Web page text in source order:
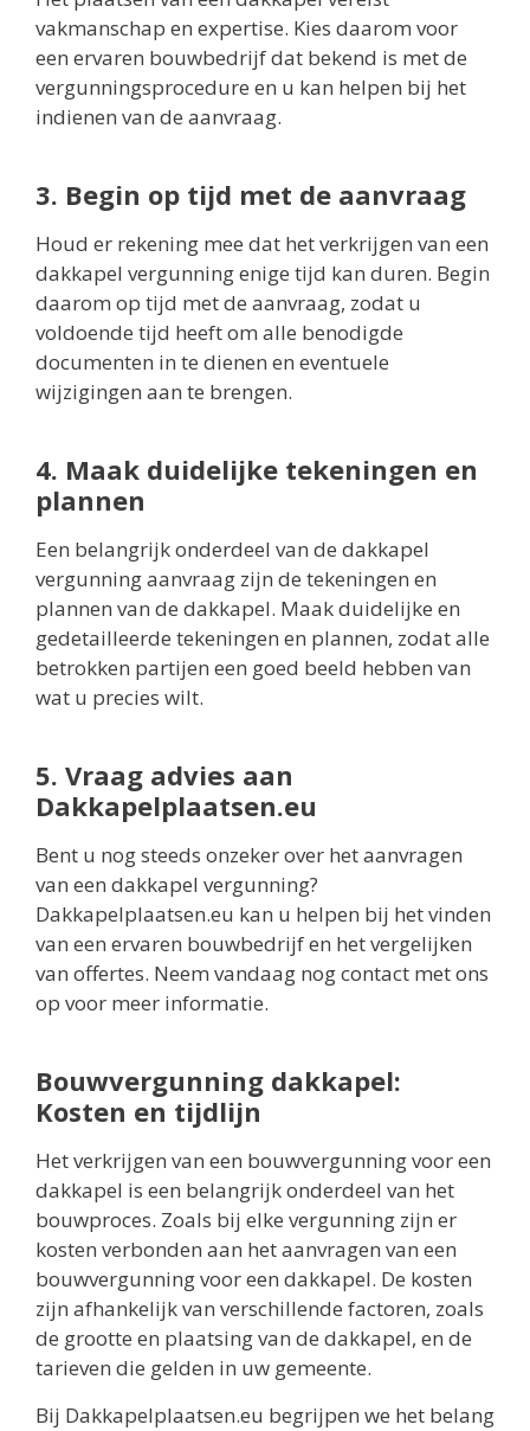
vakmanschap en expertise. Kies daarom voor
een ervaren bouwbedrijf dat bekend is met de
vergunningsprocedure en u kan helpen bij het
indienen van de aanvraag.
3. Begin op tijd met de aanvraag
Houd er rekening mee dat het verkrijgen van een
dakkapel vergunning enige tijd kan duren. Begin
daarom op tijd met de aanvraag, zodat u
voldoende tijd heeft om alle benodigde
documenten in te dienen en eventuele
wijzigingen aan te brengen.
4. Maak duidelijke tekeningen en
plannen
Een belangrijk onderdeel van de dakkapel
vergunning aanvraag zijn de tekeningen en
plannen van de dakkapel. Maak duidelijke en
gedetailleerde tekeningen en plannen, zodat alle
betrokken partijen een goed beeld hebben van
wat u precies wilt.
5. Vraag advies aan
Dakkapelplaatsen.eu
Bent u nog steeds onzeker over het aanvragen
van een dakkapel vergunning?
Dakkapelplaatsen.eu kan u helpen bij het vinden
van een ervaren bouwbedrijf en het vergelijken
van offertes. Neem vandaag nog contact met ons
op voor meer informatie.
Bouwvergunning dakkapel:
Kosten en tijdlijn
Het verkrijgen van een bouwvergunning voor een
dakkapel is een belangrijk onderdeel van het
bouwproces. Zoals bij elke vergunning zijn er
kosten verbonden aan het aanvragen van een
bouwvergunning voor een dakkapel. De kosten
zijn afhankelijk van verschillende factoren, zoals
de grootte en plaatsing van de dakkapel, en de
tarieven die gelden in uw gemeente.
Bij Dakkapelplaatsen.eu begrijpen we het belang